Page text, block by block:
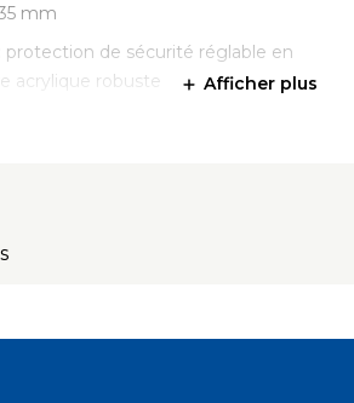
mm
protection de sécurité réglable en
acrylique robuste
Afficher plus